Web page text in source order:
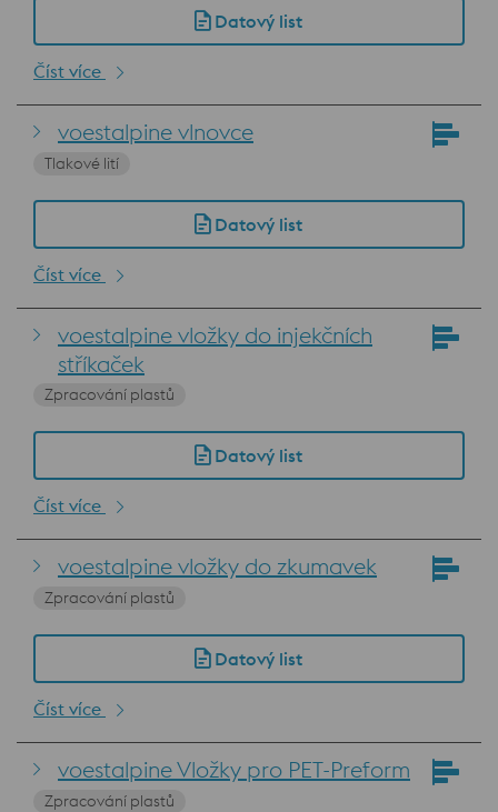
Datový list
Číst více
voestalpine vlnovce
Tlakové lití
Datový list
Číst více
voestalpine vložky do injekčních
stříkaček
Zpracování plastů
Datový list
Číst více
voestalpine vložky do zkumavek
Zpracování plastů
Datový list
Číst více
voestalpine Vložky pro PET-Preform
Zpracování plastů